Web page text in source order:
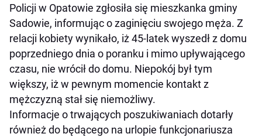
Policji w Opatowie zgłosiła się mieszkanka gminy
Sadowie, informując o zaginięciu swojego męża. Z
relacji kobiety wynikało, iż 45-latek wyszedł z domu
poprzedniego dnia o poranku i mimo upływającego
czasu, nie wrócił do domu. Niepokój był tym
większy, iż w pewnym momencie kontakt z
mężczyzną stał się niemożliwy.
Informacje o trwających poszukiwaniach dotarły
również do będącego na urlopie funkcjonariusza